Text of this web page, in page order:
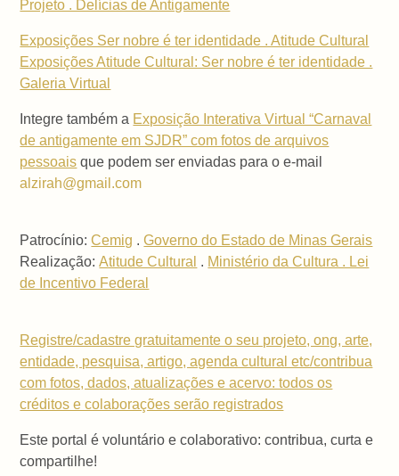
Projeto . Delícias de Antigamente
Exposições Ser nobre é ter identidade . Atitude Cultural
Exposições Atitude Cultural: Ser nobre é ter identidade .
Galeria Virtual
Integre também a Exposição Interativa Virtual “Carnaval
de antigamente em SJDR” com fotos de arquivos
pessoais que podem ser enviadas para o e-mail
alzirah@gmail.com
Patrocínio:Cemig .Governo do Estado de Minas Gerais
Realização:Atitude Cultural . Ministério da Cultura . Lei
de Incentivo Federal
Registre/cadastre gratuitamente o seu projeto, ong, arte,
entidade, pesquisa, artigo, agenda cultural etc/contribua
com fotos, dados, atualizações e acervo: todos os
créditos e colaborações serão registrados
Este portal é voluntário e colaborativo: contribua, curta e
compartilhe!